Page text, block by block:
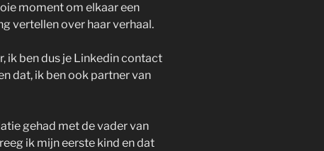
moment om elkaar een
vertellen over haar verhaal.
ik ben dus je Linkedin contact
dat, ik ben ook partner van
gehad met de vader van
ik mijn eerste kind en dat